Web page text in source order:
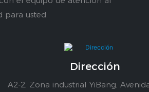
usted.
Dirección
A2-2, Zona industrial YiBang,